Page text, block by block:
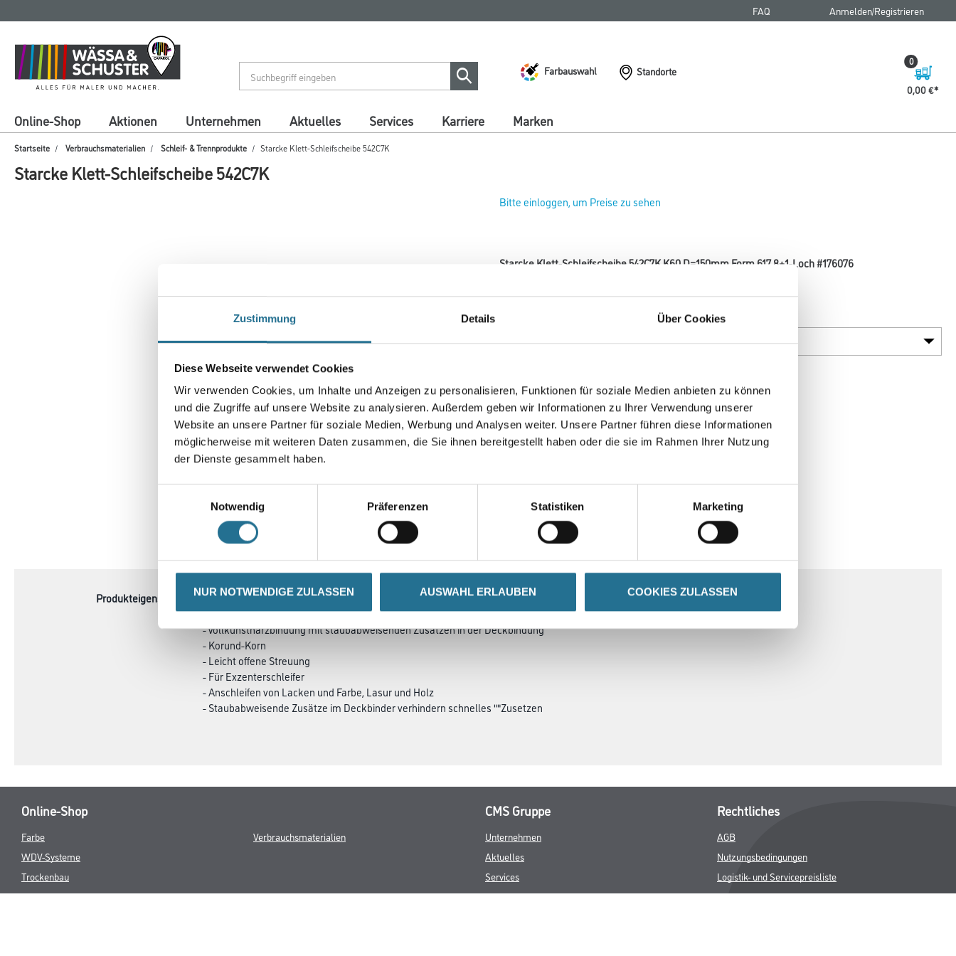
Zustimmung Details Über Cookies
Diese Webseite verwendet Cookies
Wir verwenden Cookies, um Inhalte und Anzeigen zu personalisieren, Funktionen für soziale Medien anbieten zu können
und die Zugriffe auf unsere Website zu analysieren. Außerdem geben wir Informationen zu Ihrer Verwendung unserer
Website an unsere Partner für soziale Medien, Werbung und Analysen weiter. Unsere Partner führen diese Informationen
möglicherweise mit weiteren Daten zusammen, die Sie ihnen bereitgestellt haben oder die sie im Rahmen Ihrer Nutzung
der Dienste gesammelt haben.
Notwendig
Präferenzen Statistiken Marketing
NUR NOTWENDIGE ZULASSEN AUSWAHL ERLAUBEN COOKIES ZULASSEN
springen
springen
FAQ Anmelden/Registrieren
Farbauswahl
Standorte
0,00 €
0
Online-Shop Aktionen Unternehmen Aktuelles Services Karriere Marken
Startseite Verbrauchsmaterialien Schleif- & Trennprodukte Starcke Klett-Schleifscheibe 542C7K
Starcke Klett-Schleifscheibe 542C7K
Bitte einloggen, um Preise zu sehen
Starcke Klett-Schleifscheibe 542C7K K60 D=150mm Form 617 8+1-Loch #176076
Umrechnungsfaktoren
TAB:
PRODUKTEIGENSCHAFTEN ZUSATZINFOS GEFAHRENHINWEISE SPEZIFIKATIONEN
Produkteigenschaft
- Latexhaltiges, flexibles C-Papier
- Kletthaftung zur Befestigung
- Vollkunstharzbindung mit staubabweisenden Zusätzen in der Deckbindung
- Korund-Korn
- Leicht offene Streuung
- Für Exzenterschleifer
- Anschleifen von Lacken und Farbe, Lasur und Holz
- Staubabweisende Zusätze im Deckbinder verhindern schnelles ""Zusetzen
Online-Shop
Farbe
WDV-Systeme
Trockenbau
Putze- und Spachtelmassen
Verbrauchsmaterialien
CMS Gruppe
Unternehmen
Aktuelles
Services
Karriere
Rechtliches
AGB
Nutzungsbedingungen
Logistik- und Servicepreisliste
Impressum